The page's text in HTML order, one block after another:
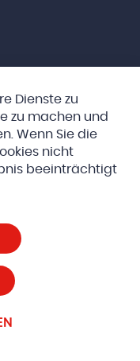
Dienste zu
zu machen und
Wenn Sie die
nicht
beeinträchtigt